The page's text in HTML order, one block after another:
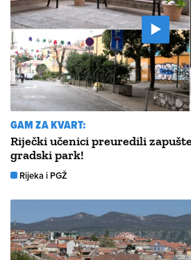
GAM ZA KVART:
Riječki učenici preuredili
gradski park!
Rijeka i PGŽ